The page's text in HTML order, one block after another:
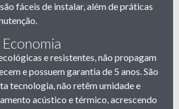
fáceis de instalar, além de práticas
e resistentes, não propagam
e possuem garantia de 5 anos. São
tecnologia, não retêm umidade e
acústico e térmico, acrescendo